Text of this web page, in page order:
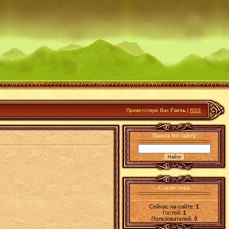
Приветствую Вас Гость | RSS
Поиск по сайту
Статистика
Сейчас на сайте: 1
Гостей:1
Пользователей: 0